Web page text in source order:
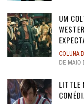
UM
COLUNA
DE MAIO
LITTLE